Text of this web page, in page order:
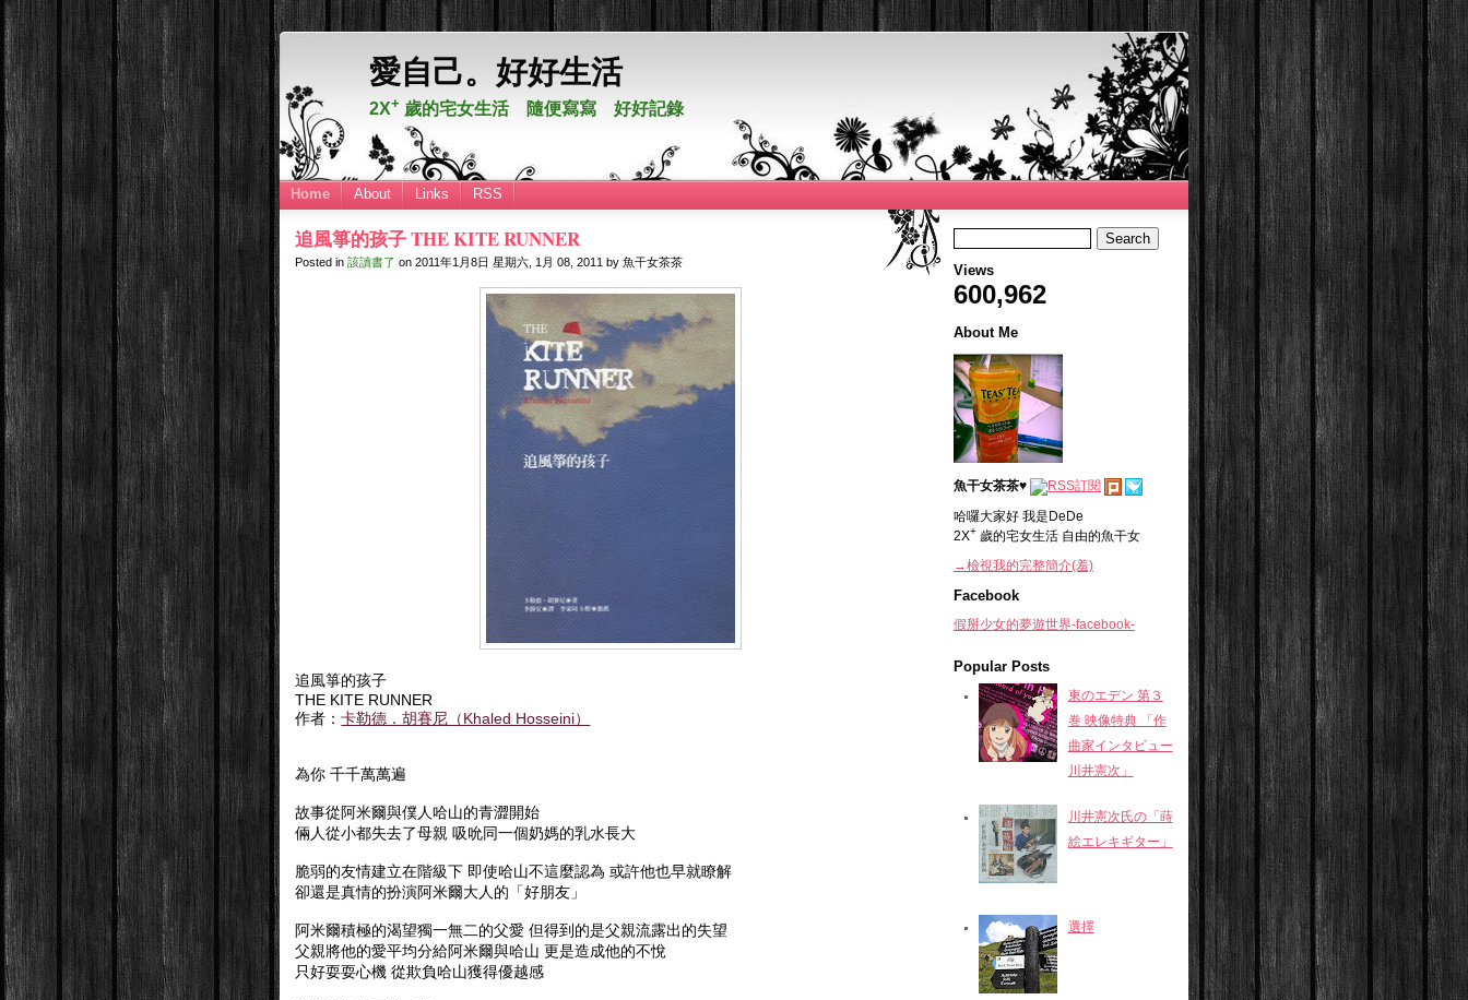
愛自己。好好生活
2X+ 歲的宅女生活 隨便寫寫 好好記錄
Home About Links RSS
追風箏的孩子 THE KITE RUNNER
Posted in該讀書了 on2011年1月8日星期六, 1月 08, 2011by魚干女茶茶
追風箏的孩子
THE KITE RUNNER
作者：卡勒德．胡賽尼（Khaled Hosseini）
為你 千千萬萬遍
故事從阿米爾與僕人哈山的青澀開始
倆人從小都失去了母親 吸吮同一個奶媽的乳水長大
脆弱的友情建立在階級下 即使哈山不這麼認為 或許他也早就瞭解
卻還是真情的扮演阿米爾大人的「好朋友」
阿米爾積極的渴望獨一無二的父愛 但得到的是父親流露出的失望
父親將他的愛平均分給阿米爾與哈山 更是造成他的不悅
只好耍耍心機 從欺負哈山獲得優越感
Views
600,962
About Me
魚干女茶茶♥
哈囉大家好 我是DeDe
2X+ 歲的宅女生活 自由的魚干女
→檢視我的完整簡介(羞)
Facebook
假掰少女的夢遊世界-facebook-
Popular Posts
東のエデン 第３
巻 映像特典 「作
曲家インタビュー
川井憲次」
川井憲次氏の「蒔
絵エレキギター」
選擇